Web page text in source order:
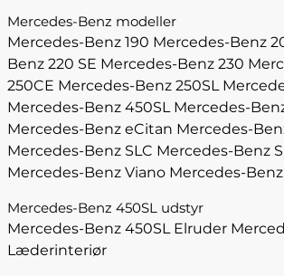
Mercedes-Benz modeller
Mercedes-Benz 190 Mercedes-Benz
Benz 220 SE Mercedes-Benz 230
250CE Mercedes-Benz 250SL
Mercedes-Benz 450SL Mercedes-
Mercedes-Benz eCitan Mercedes-
Mercedes-Benz SLC Mercedes-Benz
Mercedes-Benz Viano Mercedes-
Mercedes-Benz 450SL udstyr
Mercedes-Benz 450SL Elruder
Læderinteriør